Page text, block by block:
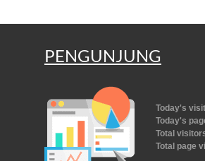
PENGUNJUNG
Today's
Today's
Total
Total page